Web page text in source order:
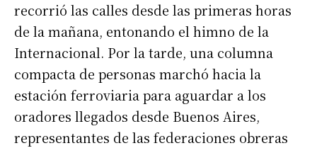
recorrió las calles desde las primeras horas
de la mañana, entonando el himno de la
Internacional. Por la tarde, una columna
compacta de personas marchó hacia la
estación ferroviaria para aguardar a los
oradores llegados desde Buenos Aires,
representantes de las federaciones obreras